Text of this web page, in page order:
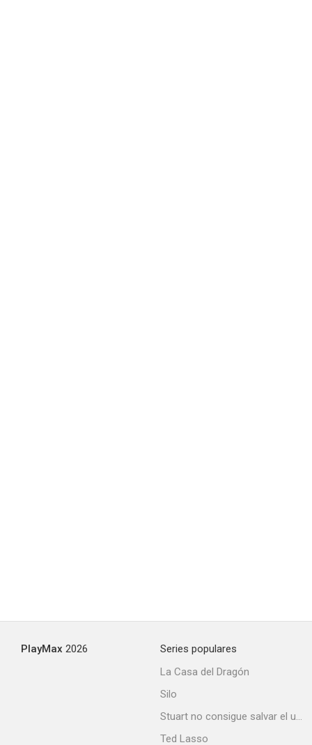
PlayMax 2026
Series populares
La Casa del Dragón
Silo
Stuart no consigue salvar el universo
Ted Lasso